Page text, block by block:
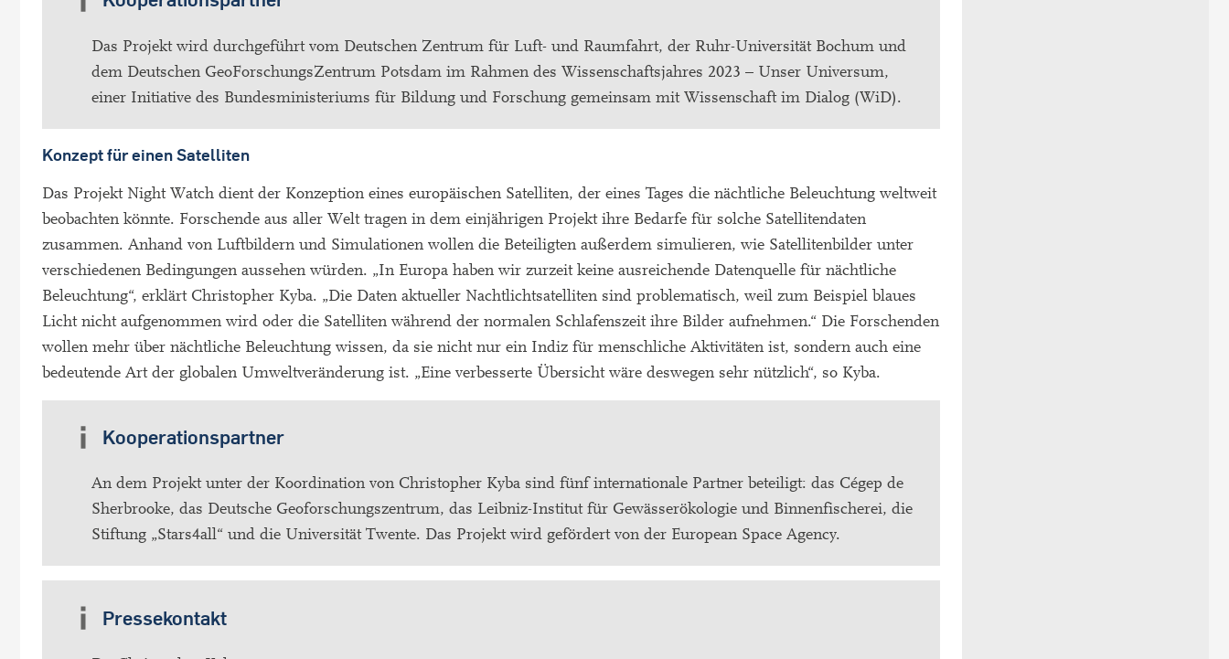
Das Projekt wird durchgeführt vom Deutschen Zentrum für Luft- und Raumfahrt, der Ruhr-Universität Bochum und
dem Deutschen GeoForschungsZentrum Potsdam im Rahmen des Wissenschaftsjahres 2023 – Unser Universum,
einer Initiative des Bundesministeriums für Bildung und Forschung gemeinsam mit Wissenschaft im Dialog (WiD).
Konzept für einen Satelliten
Das Projekt Night Watch dient der Konzeption eines europäischen Satelliten, der eines Tages die nächtliche Beleuchtung weltweit
beobachten könnte. Forschende aus aller Welt tragen in dem einjährigen Projekt ihre Bedarfe für solche Satellitendaten
zusammen. Anhand von Luftbildern und Simulationen wollen die Beteiligten außerdem simulieren, wie Satellitenbilder unter
verschiedenen Bedingungen aussehen würden. „In Europa haben wir zurzeit keine ausreichende Datenquelle für nächtliche
Beleuchtung“, erklärt Christopher Kyba. „Die Daten aktueller Nachtlichtsatelliten sind problematisch, weil zum Beispiel blaues
Licht nicht aufgenommen wird oder die Satelliten während der normalen Schlafenszeit ihre Bilder aufnehmen.“ Die Forschenden
wollen mehr über nächtliche Beleuchtung wissen, da sie nicht nur ein Indiz für menschliche Aktivitäten ist, sondern auch eine
bedeutende Art der globalen Umweltveränderung ist. „Eine verbesserte Übersicht wäre deswegen sehr nützlich“, so Kyba.
Kooperationspartner
An dem Projekt unter der Koordination von Christopher Kyba sind fünf internationale Partner beteiligt: das Cégep de
Sherbrooke, das Deutsche Geoforschungszentrum, das Leibniz-Institut für Gewässerökologie und Binnenfischerei, die
Stiftung „Stars4all“ und die Universität Twente. Das Projekt wird gefördert von der European Space Agency.
Pressekontakt